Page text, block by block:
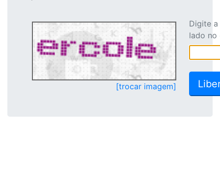
[trocar imagem]
Digite
lado no